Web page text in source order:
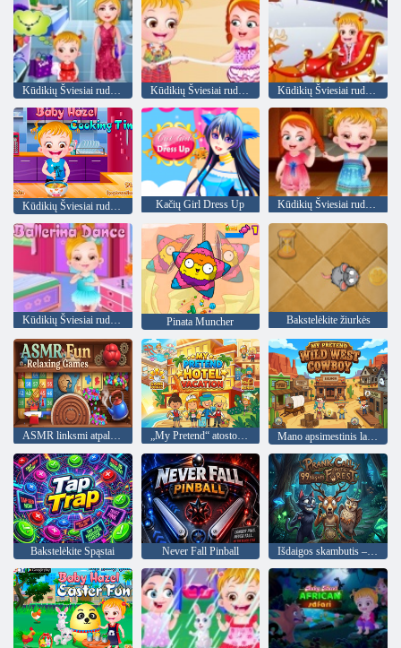
Kūdikių Šviesiai ruda Fancy dress Kūdikių Šviesiai ruda Beach Party Kūdikių Šviesiai ruda Kalėdų sapnas
Kačių Girl Dress Up Kūdikių Šviesiai ruda mokosi manierų
Kūdikių Šviesiai ruda balerina šokis Pinata Muncher Bakstelėkite žiurkės
ASMR linksmi atpalaiduojantys žaidimai „My Pretend“ atostogos viešbutyje Mano apsimestinis laukinių vakarų kaubojus
Bakstelėkite Spąstai Never Fall Pinball Išdaigos skambutis – 99 naktys miške